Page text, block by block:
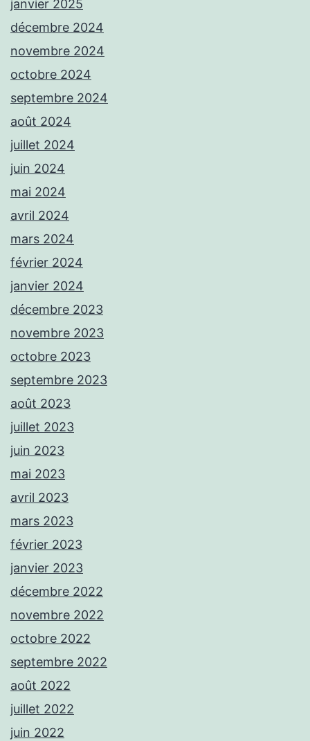
janvier 2025
décembre 2024
novembre 2024
octobre 2024
septembre 2024
août 2024
juillet 2024
juin 2024
mai 2024
avril 2024
mars 2024
février 2024
janvier 2024
décembre 2023
novembre 2023
octobre 2023
septembre 2023
août 2023
juillet 2023
juin 2023
mai 2023
avril 2023
mars 2023
février 2023
janvier 2023
décembre 2022
novembre 2022
octobre 2022
septembre 2022
août 2022
juillet 2022
juin 2022